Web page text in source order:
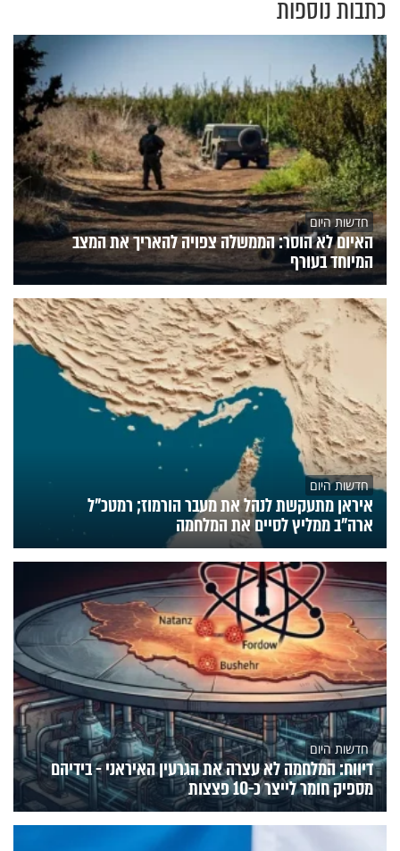
כתבות נוספות
חדשות היום
האיום לא הוסר: הממשלה צפויה להאריך את המצב
המיוחד בעורף
חדשות היום
איראן מתעקשת לנהל את מעבר הורמוז; רמטכ"ל
ארה"ב ממליץ לסיים את המלחמה
חדשות היום
דיווח: המלחמה לא עצרה את הגרעין האיראני - בידיהם
מספיק חומר לייצר כ-10 פצצות